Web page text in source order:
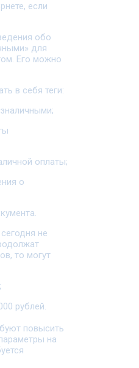
если
обо
для
Его можно
в себя теги:
оплаты;
о
не
то могут
рублей.
повысить
на